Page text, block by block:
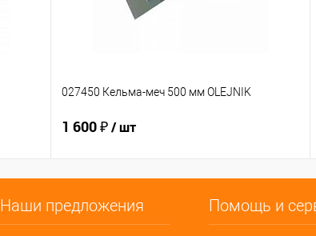
027450 Кельма-меч 500 мм OLEJNIK
1 600 ₽/ шт
Наши предложения Помощь и